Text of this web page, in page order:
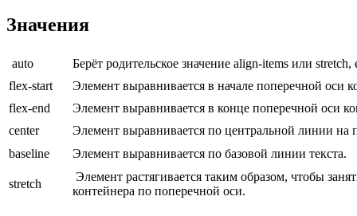
Значения
auto Берёт родительское значение align-items или stretch,
flex-start
Элемент выравнивается в начале поперечной оси
flex-end
Элемент выравнивается в конце поперечной оси
center
Элемент выравнивается по центральной линии на
baseline
Элемент выравнивается по базовой линии текста.
stretch
Элемент растягивается таким образом, чтобы
контейнера по поперечной оси.